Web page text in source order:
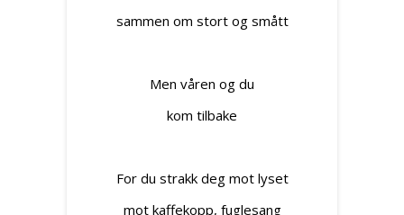
sammen om stort og smått
Men våren og du
kom tilbake
For du strakk deg mot lyset
mot kaffekopp, fuglesang